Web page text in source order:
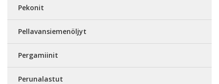
Pekonit
Pellavansiemenöljyt
Pergamiinit
Perunalastut